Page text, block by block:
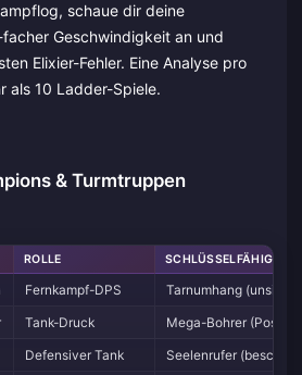
schaue dir deine
Geschwindigkeit an und
Elixier-Fehler. Eine Analyse pro
als 10 Ladder-Spiele.
& Turmtruppen
ROLLE SCHLÜSSELFÄHIGKEIT
Fernkampf-DPS
Tarnumhang
Tank-Druck
Mega-Bohrer
Defensiver Tank
Seelenrufer